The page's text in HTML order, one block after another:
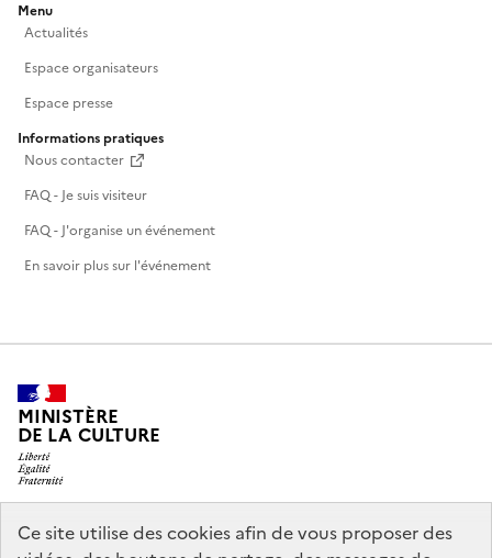
Ce site utilise des cookies afin de vous proposer des
Menu
Actualités
Espace organisateurs
Espace presse
Informations pratiques
Nous contacter
FAQ - Je suis visiteur
FAQ - J'organise un événement
En savoir plus sur l'événement
MINISTÈRE
DE LA CULTURE
legifrance.gouv.fr info.gouv.fr